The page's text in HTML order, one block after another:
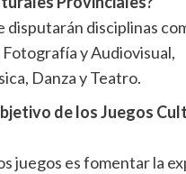
disputarán disciplinas
y Audiovisual,
Danza y Teatro.
de los Juegos
juegos es fomentar la